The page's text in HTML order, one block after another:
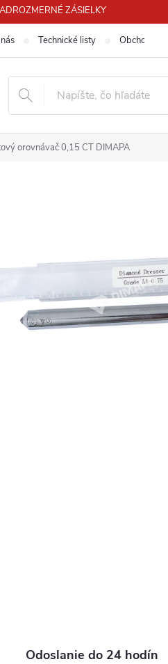
ZÁSIELKY
Technické listy Obchodné
orovnávač 0,15 CT DIMAPA
Odoslanie do 24 hodín